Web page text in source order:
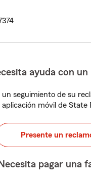
ayuda con un
un seguimiento de su
aplicación móvil de State
Presente un
pagar una